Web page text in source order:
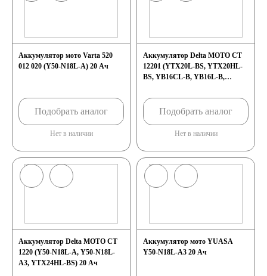
250 А/ч
технологии
Аккумуляторы
Аккумуляторы EFB
Аккумуляторы
Аккумулятор мото Varta 520
012 020 (Y50-N18L-A) 20 Ач
Подобрать аналог
Нет в наличии
Аккумулятор Delta MOTO CT
12201 (YTX20L-BS, YTX20HL-
BS, YB16CL-B, YB16L-B,
Подобрать аналог
Нет в наличии
Аккумулятор Delta MOTO CT
1220 (Y50-N18L-A, Y50-N18L-
A3, YTX24HL-BS) 20 Ач
Аккумулятор мото YUASA
Y50-N18L-A3 20 Ач